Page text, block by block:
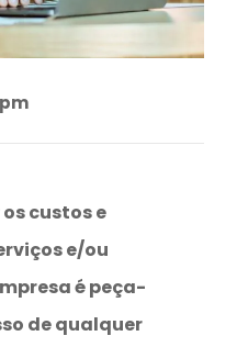
custos e
e/ou
é peça-
de qualquer